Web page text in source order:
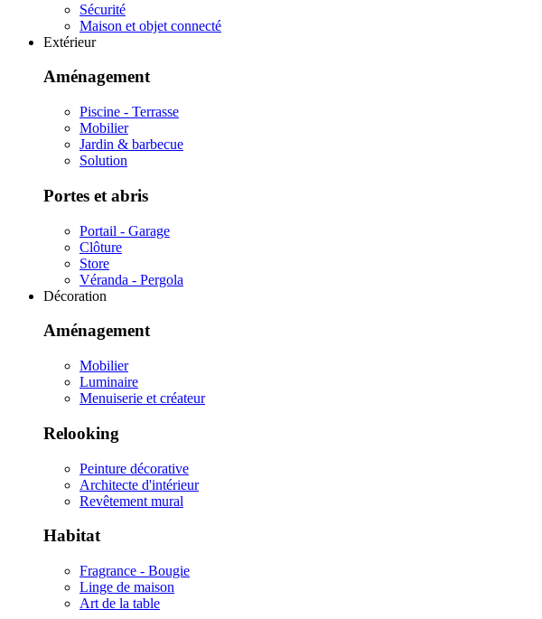
Sécurité
Maison et objet connecté
Extérieur
Aménagement
Piscine - Terrasse
Mobilier
Jardin & barbecue
Solution
Portes et abris
Portail - Garage
Clôture
Store
Véranda - Pergola
Décoration
Aménagement
Mobilier
Luminaire
Menuiserie et créateur
Relooking
Peinture décorative
Architecte d'intérieur
Revêtement mural
Habitat
Fragrance - Bougie
Linge de maison
Art de la table